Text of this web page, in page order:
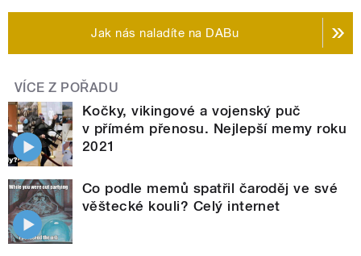
Jak nás naladíte na DABu
VÍCE Z POŘADU
Kočky, vikingové a vojenský puč
v přímém přenosu. Nejlepší memy roku
2021
Co podle memů spatřil čaroděj ve své
věštecké kouli? Celý internet